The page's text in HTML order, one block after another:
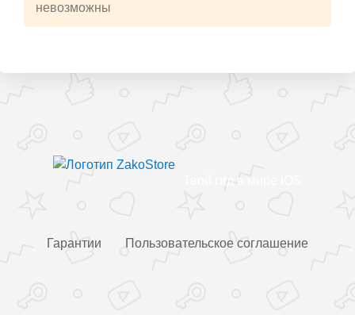
невозможны
Твой гид в мире iOS
Гарантии Пользовательское соглашение